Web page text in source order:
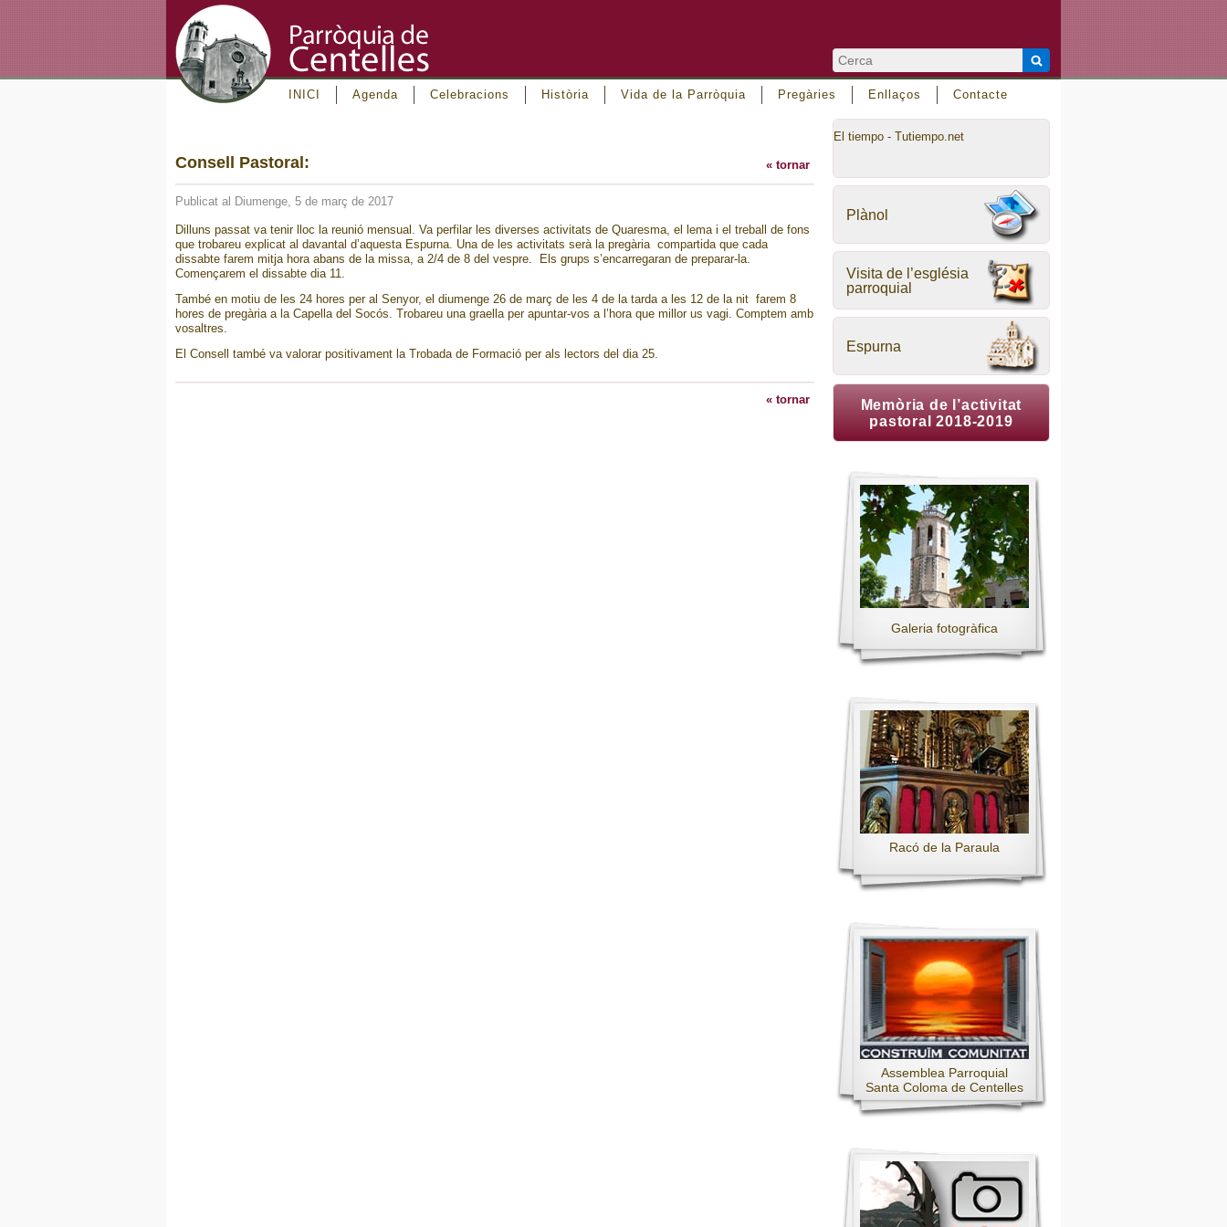
INICI Agenda Celebracions Història Vida de la Parròquia Pregàries Enllaços Contacte
Consell Pastoral: « tornar
Publicat al Diumenge, 5 de març de 2017
Dilluns passat va tenir lloc la reunió mensual. Va perfilar les diverses activitats de Quaresma, el lema i el treball de fons
que trobareu explicat al davantal d’aquesta Espurna. Una de les activitats serà la pregària compartida que cada
dissabte farem mitja hora abans de la missa, a 2/4 de 8 del vespre. Els grups s’encarregaran de preparar-la.
Començarem el dissabte dia 11.
També en motiu de les 24 hores per al Senyor, el diumenge 26 de març de les 4 de la tarda a les 12 de la nit farem 8
hores de pregària a la Capella del Socós. Trobareu una graella per apuntar-vos a l’hora que millor us vagi. Comptem amb
vosaltres.
El Consell també va valorar positivament la Trobada de Formació per als lectors del dia 25.
« tornar
El tiempo - Tutiempo.net
Plànol
Visita de l’església
parroquial
Espurna
Memòria de l’activitat
pastoral 2018-2019
Galeria fotogràfica
Racó de la Paraula
Assemblea Parroquial
Santa Coloma de Centelles